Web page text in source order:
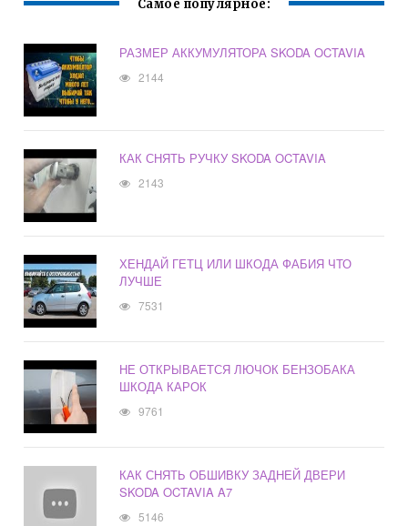
Самое популярное:
РАЗМЕР АККУМУЛЯТОРА SKODA OCTAVIA
2144
КАК СНЯТЬ РУЧКУ SKODA OCTAVIA
2143
ХЕНДАЙ ГЕТЦ ИЛИ ШКОДА ФАБИЯ ЧТО
ЛУЧШЕ
7531
НЕ ОТКРЫВАЕТСЯ ЛЮЧОК БЕНЗОБАКА
ШКОДА КАРОК
9761
КАК СНЯТЬ ОБШИВКУ ЗАДНЕЙ ДВЕРИ
SKODA OCTAVIA A7
5146